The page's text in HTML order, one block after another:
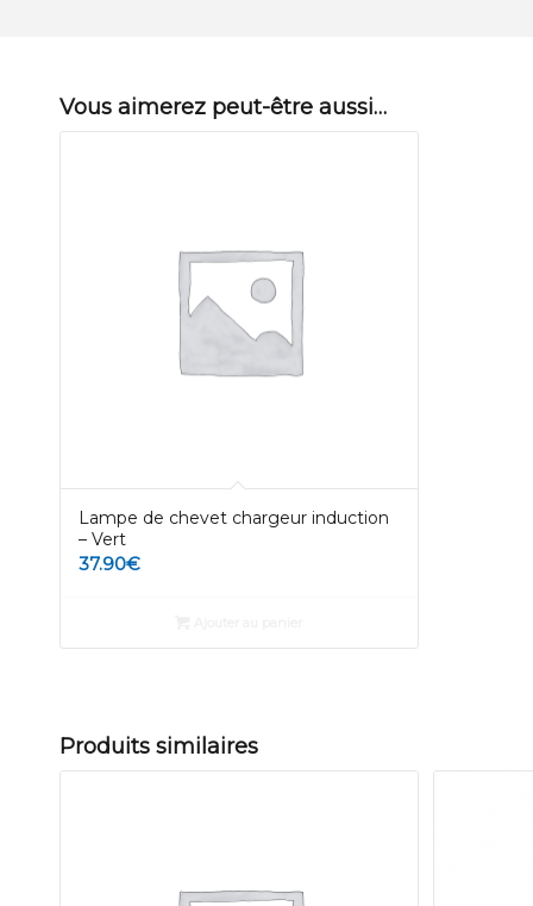
Vous aimerez peut-être aussi…
Lampe de chevet chargeur induction
– Vert
37.90€
Produits similaires